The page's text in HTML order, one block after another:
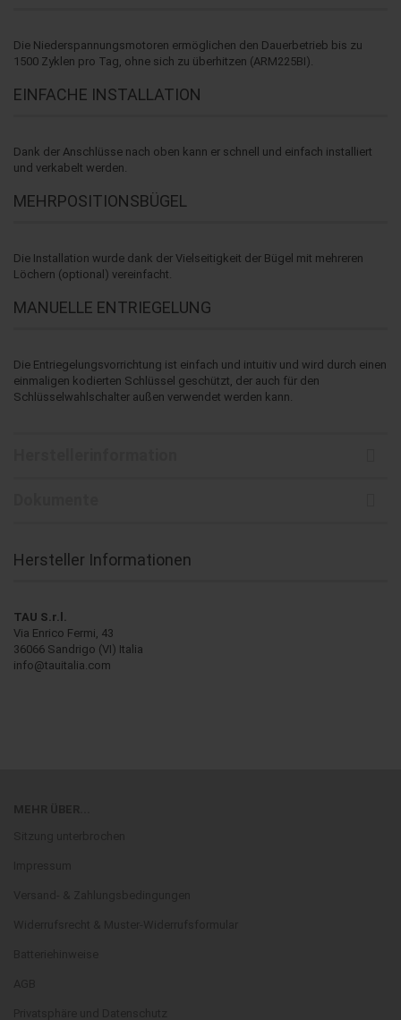
Die Niederspannungsmotoren ermöglichen den Dauerbetrieb bis zu
1500 Zyklen pro Tag, ohne sich zu überhitzen (ARM225BI).
EINFACHE INSTALLATION
Dank der Anschlüsse nach oben kann er schnell und einfach installiert
und verkabelt werden.
MEHRPOSITIONSBÜGEL
Die Installation wurde dank der Vielseitigkeit der Bügel mit mehreren
Löchern (optional) vereinfacht.
MANUELLE ENTRIEGELUNG
Die Entriegelungsvorrichtung ist einfach und intuitiv und wird durch einen
einmaligen kodierten Schlüssel geschützt, der auch für den
Schlüsselwahlschalter außen verwendet werden kann.
Hersteller Informationen
TAU S.r.l.
Via Enrico Fermi, 43
36066 Sandrigo (VI) Italia
info@tauitalia.com